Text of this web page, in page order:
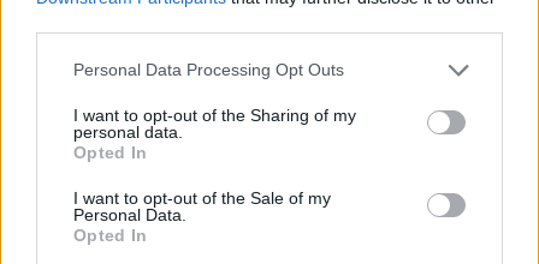
Please note that this website/app uses one or more Google
not limited to your visit or usage behaviour. You may click to
grant or deny consent to Google and its third-party tags to
use your data for below specified purposes in below Google
consent section.
Personal Data Processing Opt Outs
I want to opt-out of the Sharing of my
personal data.
Opted In
I want to opt-out of the Sale of my
Personal Data.
Opted In
Όπως τονίζουν, εφόσον ισχύουν αυτές οι πληροφορίες,
προκύπτει σοβαρό ζήτημα αξιοπιστίας της διαδικασίας
καταγραφής των λειτουργικών κενών, καθώς
ουσιαστικά αμφισβητούνται τα στοιχεία που καταθέτουν
οι διευθυντές σχολικών μονάδων, οι προϊστάμενοι των
ΚΕΔΑΣΥ, οι διευθυντές Εκπαίδευσης και οι
Περιφερειακές Διευθύνσεις. Παράλληλα, διερωτώνται